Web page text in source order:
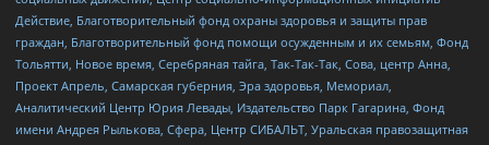
Действие, Благотворительный фонд охраны здоровья и защиты прав
граждан, Благотворительный фонд помощи осужденным и их семьям, Фонд
Тольятти, Новое время, Серебряная тайга, Так-Так-Так, Сова, центр Анна,
Проект Апрель, Самарская губерния, Эра здоровья, Мемориал,
Аналитический Центр Юрия Левады, Издательство Парк Гагарина, Фонд
имени Андрея Рылькова, Сфера, Центр СИБАЛЬТ, Уральская правозащитная